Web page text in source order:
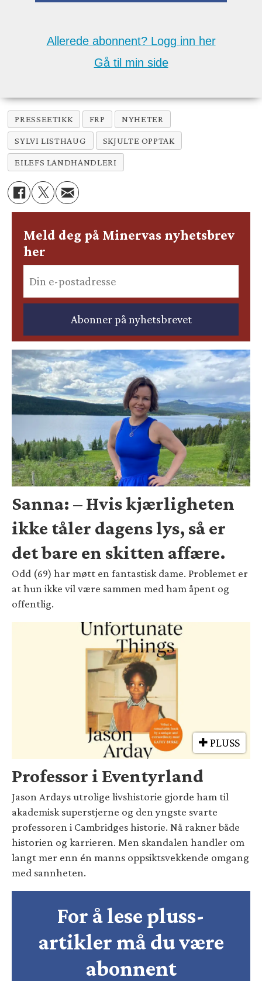
Allerede abonnent? Logg inn her
Gå til min side
PRESSEETIKK FRP NYHETER
SYLVI LISTHAUG SKJULTE OPPTAK
EILEFS LANDHANDLERI
Meld deg på Minervas nyhetsbrev
her
Sanna: – Hvis kjærligheten
ikke tåler dagens lys, så er
det bare en skitten affære.
Odd (69) har møtt en fantastisk dame. Problemet er
at hun ikke vil være sammen med ham åpent og
offentlig.
PLUSS
Professor i Eventyrland
Jason Ardays utrolige livshistorie gjorde ham til
akademisk superstjerne og den yngste svarte
professoren i Cambridges historie. Nå rakner både
historien og karrieren. Men skandalen handler om
langt mer enn én manns oppsiktsvekkende omgang
med sannheten.
For å lese pluss-
artikler må du være
abonnent